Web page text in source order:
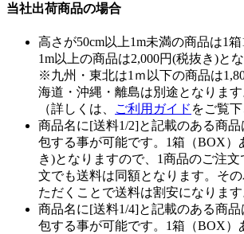
当社出荷商品の場合
高さが50cm以上1m未満の商品は1箱
1m以上の商品は2,000円(税抜き)とな
※九州・東北は1ｍ以下の商品は
海道・沖縄・離島は別途となります
（詳しくは、
ご利用ガイド をご覧
商品名に[送料1/2]と記載のある商品
包する事が可能です。1箱（BOX）
き)となりますので、1商品のご注
文でも送料は同額となります。そ
ただくことで送料は割安になります
商品名に[送料1/4]と記載のある商品
包する事が可能です。1箱（BOX）